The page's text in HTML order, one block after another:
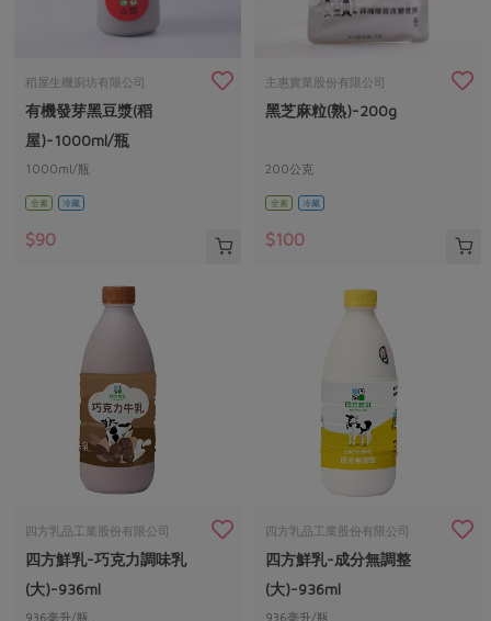
稻屋生機廚坊有限公司
有機發芽黑豆漿(稻
屋)-1000ml/瓶
1000ml/瓶
全素 冷藏
$90
主惠實業股份有限公司
黑芝麻粒(熟)-200g
200公克
全素 冷藏
$100
四方乳品工業股份有限公司
四方鮮乳-巧克力調味乳
(大)-936ml
936毫升/瓶
四方乳品工業股份有限公司
四方鮮乳-成分無調整
(大)-936ml
936毫升/瓶